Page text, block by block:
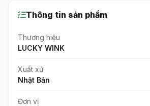
Thông tin sản phẩm
Thương hiệu
LUCKY WINK
Xuất xứ
Nhật Bản
Đơn vị